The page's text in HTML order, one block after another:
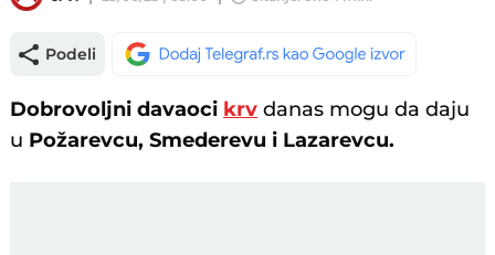
Podeli
Dobrovoljni davaoci krv danas mogu da daju
u Požarevcu, Smederevu i Lazarevcu.